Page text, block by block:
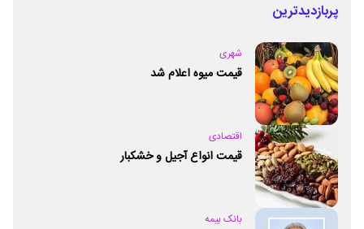
پربازدیدترین
شهری
قیمت میوه اعلام شد
اقتصادی
قیمت انواع آجیل و خشکبار
بانک بیمه